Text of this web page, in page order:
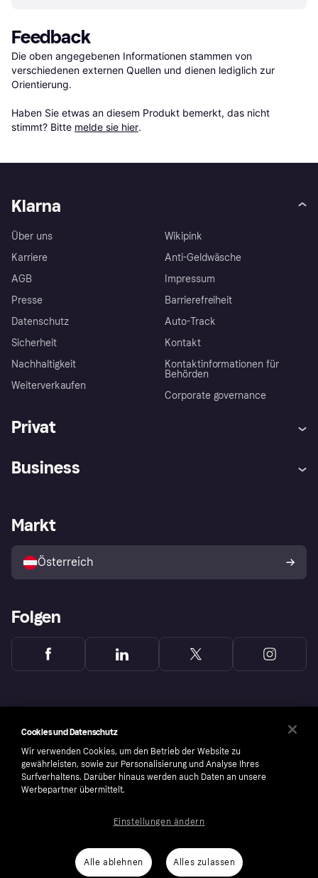
Feedback
Die oben angegebenen Informationen stammen von
verschiedenen externen Quellen und dienen lediglich zur
Orientierung.
Haben Sie etwas an diesem Produkt bemerkt, das nicht
stimmt? Bitte melde sie hier.
Klarna
Über uns
Karriere
AGB
Presse
Datenschutz
Sicherheit
Nachhaltigkeit
Weiterverkaufen
Wikipink
Anti-Geldwäsche
Impressum
Barrierefreiheit
Auto-Track
Kontakt
Kontaktinformationen für
Behörden
Corporate governance
Privat
Shops entdecken
Business
Händlerportal
Markt
Österreich
Folgen
number: 556737-0431
Cookies Klarna.com
Cookies und Datenschutz
Wir verwenden Cookies, um den Betrieb der Website zu
gewährleisten, sowie zur Personalisierung und Analyse Ihres
Surfverhaltens. Darüber hinaus werden auch Daten an unsere
Werbepartner übermittelt.
Alle ablehnen Alles zulassen
Einstellungen ändern